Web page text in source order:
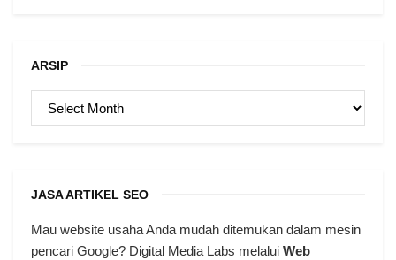
ARSIP
JASA ARTIKEL SEO
Mau website usaha Anda mudah ditemukan dalam mesin
pencari Google? Digital Media Labs melalui Web